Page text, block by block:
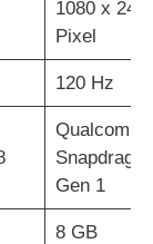
1080 x
Pixel
120 Hz
Qualcomm
Gen 1
8 GB